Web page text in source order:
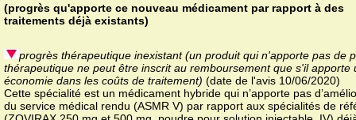
(progrès qu'apporte ce nouveau médicament par rapport à des
traitements déjà existants)
progrès thérapeutique inexistant (un produit qui n'apporte pas de
thérapeutique ne peut être inscrit au remboursement que s'il apporte
économie dans les coûts de traitement) (date de l'avis 10/06/2020)
Cette spécialité est un médicament hybride qui n’apporte pas
du service médical rendu (ASMR V) par rapport aux spécialités de